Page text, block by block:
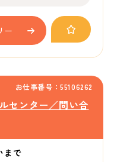
ー
お仕事番号：55106262
センター／問い合
まで